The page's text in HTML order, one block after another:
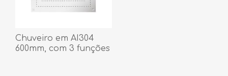
Chuveiro em AI304
600mm, com 3 funções